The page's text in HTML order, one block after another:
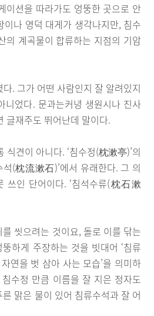
이션을 따라가도 엉뚱한 곳으로 안
나 영덕 대게가 생각나지만, 침수
의 계곡물이 합류하는 지점의 기암
. 그가 어떤 사람인지 잘 알려있지
니었다. 문과는커녕 생원시나 진사
글재주도 뛰어난데 말이다.
식견이 아니다. ‘침수정(枕漱亭)’의
석(枕流漱石)’에서 유래한다. 그 의
쓰인 단어이다. ‘침석수류(枕石漱
씻으려는 것이요, 돌로 이를 닦는
하게 주장하는 것을 빗대어 ‘침류
연을 벗 삼아 사는 모습’을 의미하
수정 만큼 이름을 잘 지은 정자도
맑은 물이 있어 침류수석과 잘 어